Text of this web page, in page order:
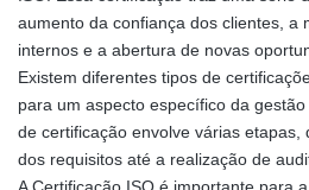
aumento da confiança dos clientes, a
internos e a abertura de novas
Existem diferentes tipos de
para um aspecto específico da
de certificação envolve várias etapas,
dos requisitos até a realização de